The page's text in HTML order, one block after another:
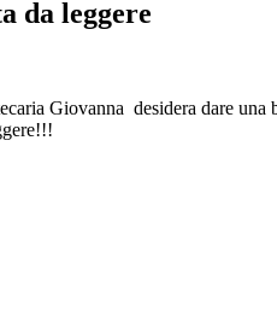
da leggere
Giovanna desidera dare